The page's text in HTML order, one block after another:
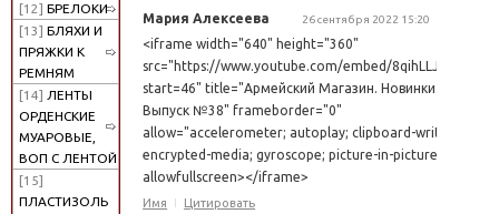
[12] БРЕЛОКИ
[13] БЛЯХИ И
ПРЯЖКИ К
РЕМНЯМ
[14] ЛЕНТЫ
ОРДЕНСКИЕ
МУАРОВЫЕ,
ВОП С ЛЕНТОЙ
[15]
ПЛАСТИЗОЛЬ
Мария Алексеева 26 сентября 2022 15:20
<iframe width="640" height="360"
src="https://www.youtube.com/embed/8qihLLJ3MXE?
start=46" title="Армейский Магазин. Новинки.
Выпуск №38" frameborder="0"
allow="accelerometer; autoplay; clipboard-write;
encrypted-media; gyroscope; picture-in-picture"
allowfullscreen></iframe>
Имя Цитировать